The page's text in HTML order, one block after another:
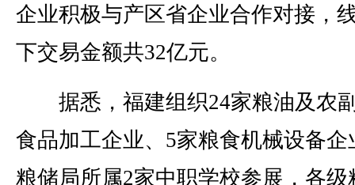
企业积极与产区省企业合作对接，
下交易金额共32亿元。
据悉，福建组织24家粮油及农
食品加工企业、5家粮食机械设备企
粮储局所属2家中职学校参展，各级